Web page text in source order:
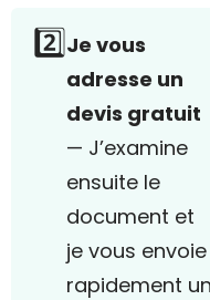
2️⃣Je vous
adresse un
devis gratuit
— J’examine
ensuite le
document et
je vous envoie
rapidement